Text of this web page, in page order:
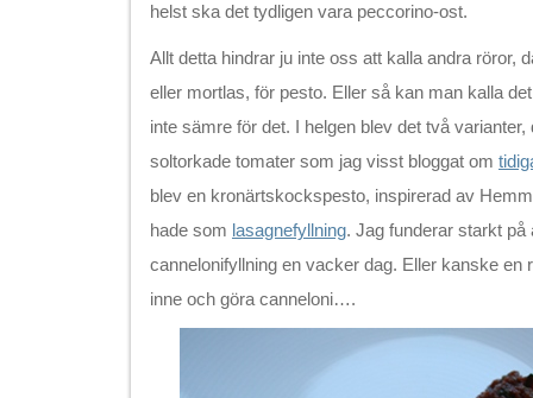
helst ska det tydligen vara peccorino-ost.
Allt detta hindrar ju inte oss att kalla andra röror,
eller mortlas, för pesto. Eller så kan man kalla
inte sämre för det. I helgen blev det två varianter,
soltorkade tomater som jag visst bloggat om
blev en kronärtskockspesto, inspirerad av
hade som lasagnefyllning. Jag funderar starkt på
cannelonifyllning en vacker dag. Eller kanske en
inne och göra canneloni….